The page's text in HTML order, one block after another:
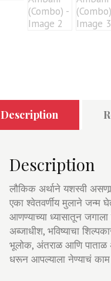
Description
Description
लौकिक अर्थाने यशस्वी
एका श्वेतवर्णीय मुलाने जन्म
आणण्याच्या ध्यासातून जगाला
अब्जाधीश, भविष्याचा
भूलोक, अंतराळ आणि पाताळ
धरून आपल्याला नेण्याचं काम